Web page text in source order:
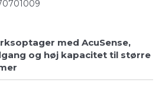
med AcuSense,
og høj kapacitet til større